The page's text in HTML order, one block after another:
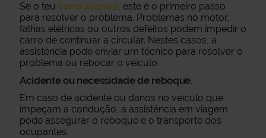
Se o teu carro avariou, este é o primeiro passo
para resolver o problema. Problemas no motor,
falhas elétricas ou outros defeitos podem impedir o
carro de continuar a circular. Nestes casos, a
assistência pode enviar um técnico para resolver o
problema ou rebocar o veículo.
Acidente ou necessidade de reboque.
Em caso de acidente ou danos no veículo que
impeçam a condução, a assistência em viagem
pode assegurar o reboque e o transporte dos
ocupantes.